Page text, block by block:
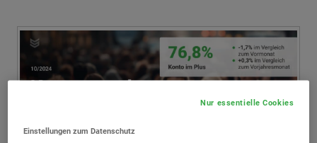
Einstellungen zum Datenschutz
Nur essentielle Cookies